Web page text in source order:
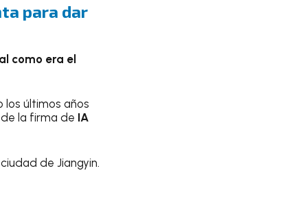
para dar
como era el
los últimos años
la firma de IA
de Jiangyin.